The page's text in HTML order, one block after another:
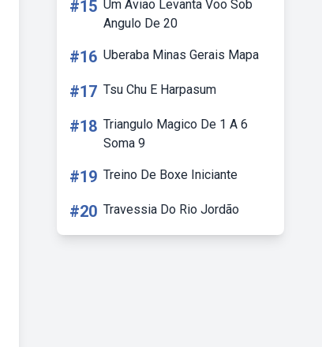
#15 Um Aviao Levanta Voo Sob
Angulo De 20
#16 Uberaba Minas Gerais Mapa
#17 Tsu Chu E Harpasum
#18 Triangulo Magico De 1 A 6
Soma 9
#19 Treino De Boxe Iniciante
#20 Travessia Do Rio Jordão